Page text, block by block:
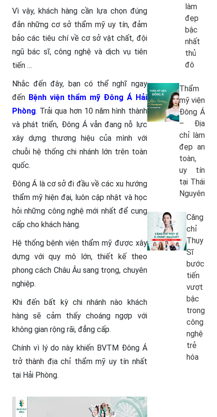
Vì vậy, khách hàng cần lựa chọn đúng
đắn những cơ sở thẩm mỹ uy tín, đảm
bảo các tiêu chí về cơ sở vật chất, đội
ngũ bác sĩ, công nghệ và dịch vụ tiên
tiến …
Nhắc đến đây, bạn có thể nghĩ ngay
đến Bệnh viện thẩm mỹ Đông Á Hải
Phòng. Trải qua hơn 10 năm hình thành
và phát triển, Đông Á vẫn đang nỗ lực
xây dựng thương hiệu của mình với
chuỗi hệ thống chi nhánh lớn trên toàn
quốc.
Đông Á là cơ sở đi đầu về các xu hướng
thẩm mỹ hiện đại, luôn cập nhật và học
hỏi những công nghệ mới nhất để cung
cấp cho khách hàng.
Hệ thống bệnh viện thẩm mỹ được xây
dựng với quy mô lớn, thiết kế theo
phong cách Châu Âu sang trọng, chuyên
nghiệp.
Khi đến bất kỳ chi nhánh nào khách
hàng sẽ cảm thấy choáng ngợp với
không gian rộng rãi, đẳng cấp.
Chính vì lý do này khiến BVTM Đông Á
trở thành địa chỉ thẩm mỹ uy tín nhất
tại Hải Phòng.
làm
đẹp
bậc
nhất
thủ
đô
Thẩm
mỹ viện
Đông Á
– Địa
chỉ làm
đẹp an
toàn,
uy tín
tại Thái
Nguyên
Căng
chỉ
Thụy
Sĩ
bước
tiến
vượt
bậc
trong
công
nghệ
trẻ
hóa